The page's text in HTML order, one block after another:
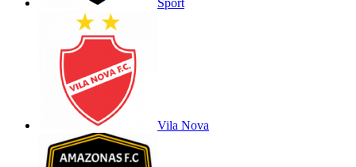
Sport
Vila Nova